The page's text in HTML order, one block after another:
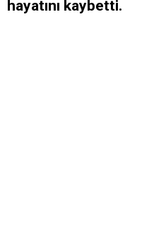
hayatını kaybetti.